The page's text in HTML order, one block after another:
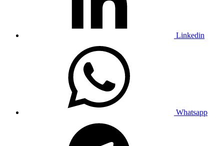
Linkedin
Whatsapp